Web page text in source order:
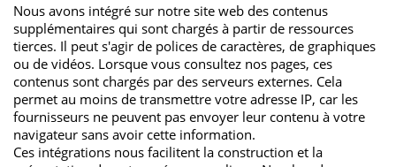
Nous avons intégré sur notre site web des contenus
supplémentaires qui sont chargés à partir de ressources
tierces. Il peut s'agir de polices de caractères, de graphiques
ou de vidéos. Lorsque vous consultez nos pages, ces
contenus sont chargés par des serveurs externes. Cela
permet au moins de transmettre votre adresse IP, car les
fournisseurs ne peuvent pas envoyer leur contenu à votre
navigateur sans avoir cette information.
Ces intégrations nous facilitent la construction et la